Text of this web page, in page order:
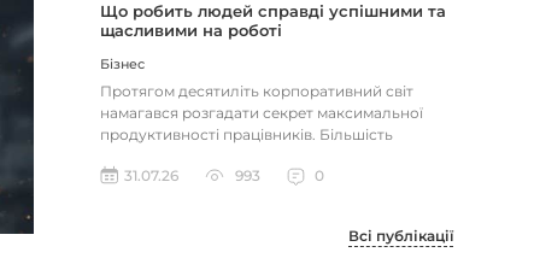
Що робить людей справді успішними та
щасливими на роботі
Бізнес
Протягом десятиліть корпоративний світ
намагався розгадати секрет максимальної
продуктивності працівників. Більшість
31.07.26
993 0
Всі публікації